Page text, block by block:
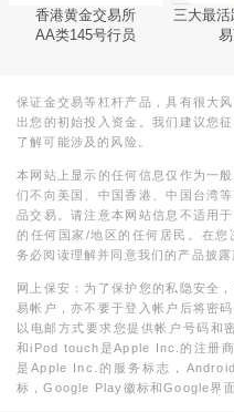
香港黄金交易所
AA类145号行员
三大最
保证金交易等杠杆产品，具有很大
出您的初始投入资金。我们建议您
了解可能涉及的风险。
本网站上显示的任何信息仅作为一
们不向美国、中国香港、中国台湾
品交易。请注意本网站信息不适用
的任何国家/地区的任何居民。在
务必阅读理解并同意我们的产品披露
网上保安：为了保护您的私隐安全
易帐户，亦不要于登入帐户后将密
以电邮方式要求您提供帐户号码
和iPod touch是Apple Inc.的注册
是Apple Inc.的服务标志，
标，Google Play徽标和Google界